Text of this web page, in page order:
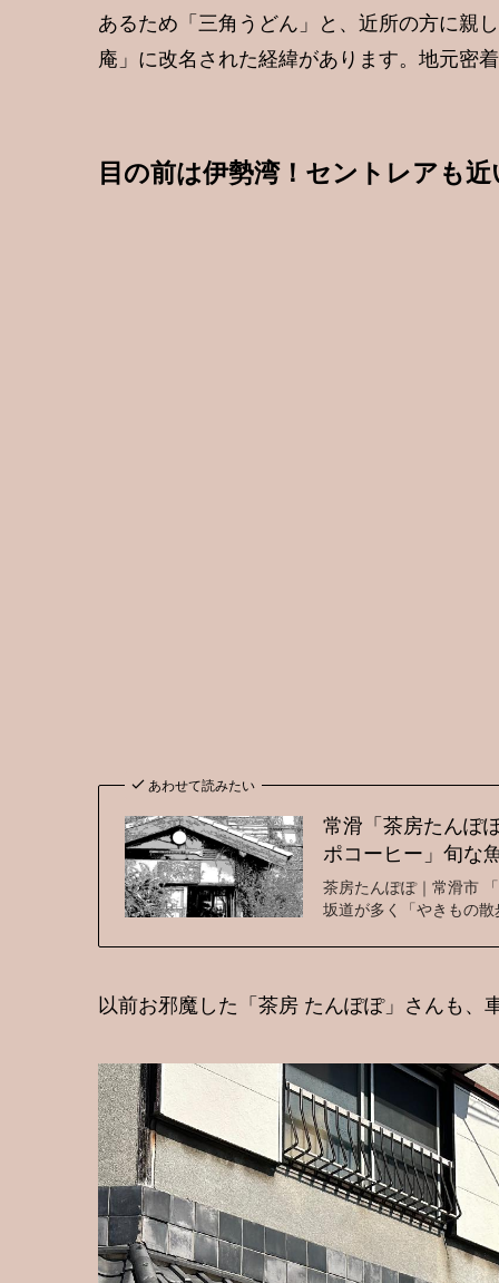
あるため「三角うどん」と、近所の方に親
庵」に改名された経緯があります。地元密
目の前は伊勢湾！セントレアも近
あわせて読みたい
常滑「茶房たんぽ
ポコーヒー」旬な
茶房たんぽぽ｜常滑市
坂道が多く「やきもの
以前お邪魔した「茶房 たんぽぽ」さんも、